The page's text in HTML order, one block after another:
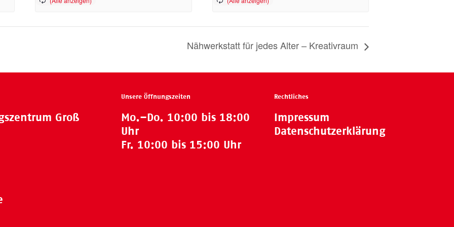
Nähwerkstatt für jedes Alter – Kreativraum
Groß
Unsere Öffnungszeiten
Mo.–Do. 10:00 bis 18:00
Uhr
Fr. 10:00 bis 15:00 Uhr
Rechtliches
Impressum
Datenschutzerklärung